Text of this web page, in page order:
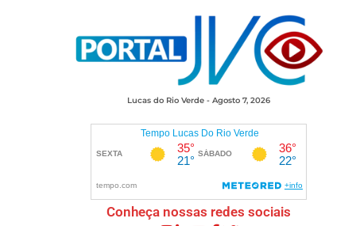
Lucas do Rio Verde - Agosto 7, 2026
Conheça nossas redes sociais